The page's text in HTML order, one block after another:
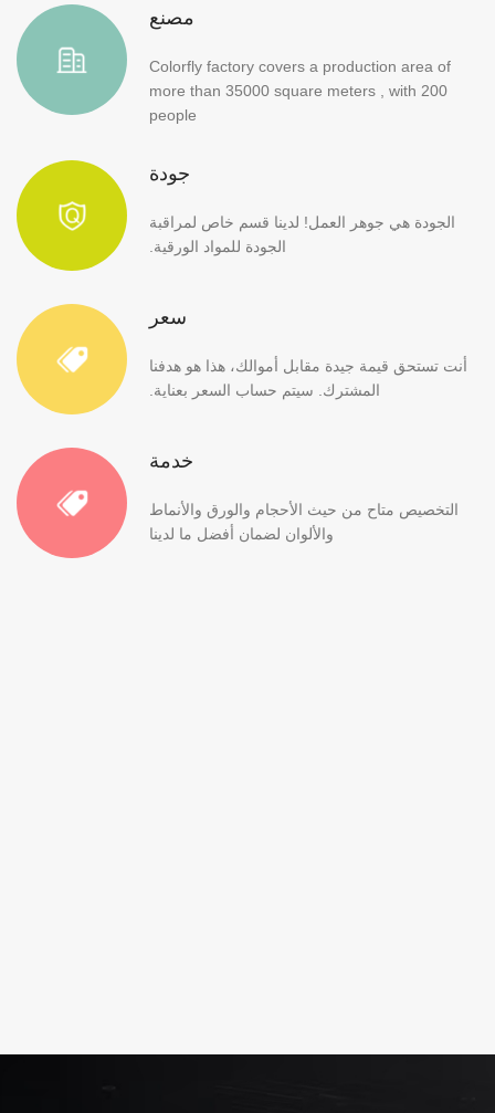
مصنع
Colorfly factory covers a production area of
more than 35000 square meters , with 200
people
جودة
الجودة هي جوهر العمل! لدينا قسم خاص لمراقبة
الجودة للمواد الورقية.
سعر
أنت تستحق قيمة جيدة مقابل أموالك، هذا هو هدفنا
المشترك. سيتم حساب السعر بعناية.
خدمة
التخصيص متاح من حيث الأحجام والورق والأنماط
والألوان لضمان أفضل ما لدينا